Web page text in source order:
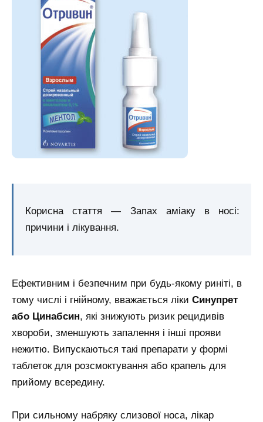
Корисна стаття — Запах аміаку в носі:
причини і лікування.
Ефективним і безпечним при будь-якому риніті, в
тому числі і гнійному, вважається ліки Синупрет
або Цинабсин, які знижують ризик рецидивів
хвороби, зменшують запалення і інші прояви
нежитю. Випускаються такі препарати у формі
таблеток для розсмоктування або крапель для
прийому всередину.
При сильному набряку слизової носа, лікар